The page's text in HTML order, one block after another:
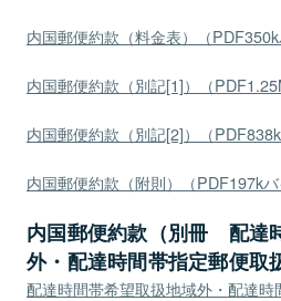
内国郵便約款（料金表）（PDF350k
内国郵便約款（別記[1]）（
内国郵便約款（別記[2]）（PDF838k
内国郵便約款（附則）（PDF197kバ
内国郵便約款（別冊 配達
外・配達時間帯指定郵便取
配達時間帯希望取扱地域外・配達